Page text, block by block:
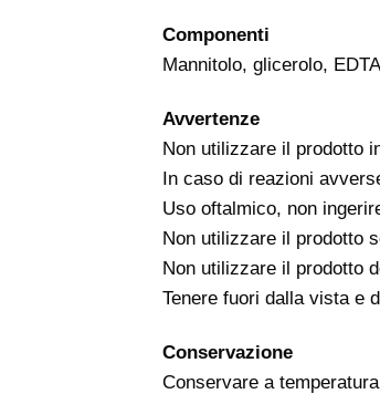
Componenti
Mannitolo, glicerolo,
Avvertenze
Non utilizzare il prodotto
In caso di reazioni
Uso oftalmico, non
Non utilizzare il prodotto
Non utilizzare il prodotto
Tenere fuori dalla vista e
Conservazione
Conservare a